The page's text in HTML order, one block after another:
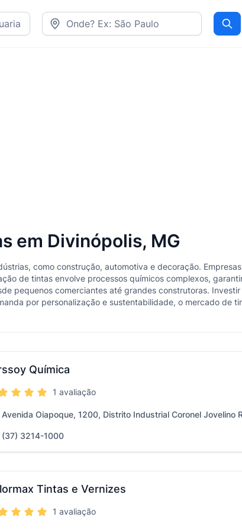
em Divinópolis, MG
como construção, automotiva e decoração.
de tintas envolve processos químicos complexos,
pequenos comerciantes até grandes construtoras.
por personalização e sustentabilidade, o mercado de
Química
1 avaliação
Avenida Oiapoque, 1200, Distrito Industrial Coronel Jovelino
(37) 3214-1000
Tintas e Vernizes
1 avaliação